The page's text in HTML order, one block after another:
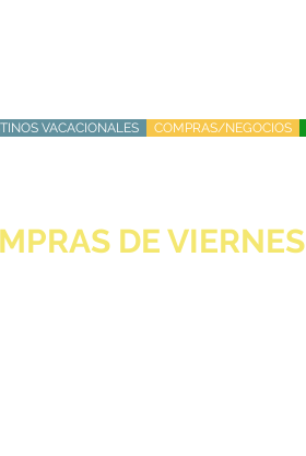
VACACIONALES COMPRAS/NEGOCIOS
DE VIERNES